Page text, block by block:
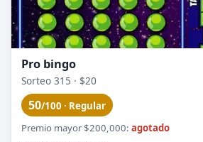
Pro bingo
Sorteo 315 · $20
50/100 · Regular
Premio mayor $200,000: agotado